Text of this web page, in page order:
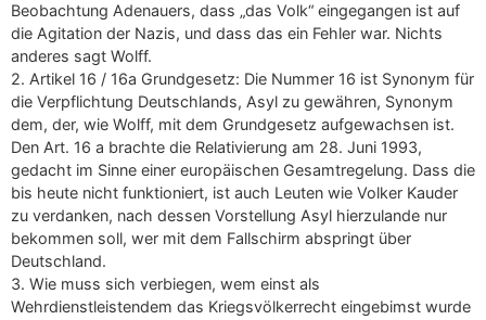
Beobachtung Adenauers, dass „das Volk“ eingegangen ist auf
die Agitation der Nazis, und dass das ein Fehler war. Nichts
anderes sagt Wolff.
2. Artikel 16 / 16a Grundgesetz: Die Nummer 16 ist Synonym für
die Verpflichtung Deutschlands, Asyl zu gewähren, Synonym
dem, der, wie Wolff, mit dem Grundgesetz aufgewachsen ist.
Den Art. 16 a brachte die Relativierung am 28. Juni 1993,
gedacht im Sinne einer europäischen Gesamtregelung. Dass die
bis heute nicht funktioniert, ist auch Leuten wie Volker Kauder
zu verdanken, nach dessen Vorstellung Asyl hierzulande nur
bekommen soll, wer mit dem Fallschirm abspringt über
Deutschland.
3. Wie muss sich verbiegen, wem einst als
Wehrdienstleistendem das Kriegsvölkerrecht eingebimst wurde